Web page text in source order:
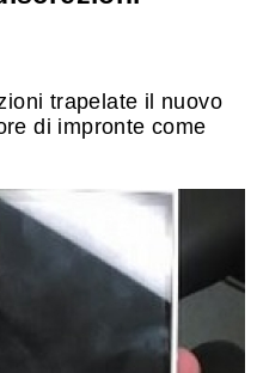
trapelate il nuovo
di impronte come